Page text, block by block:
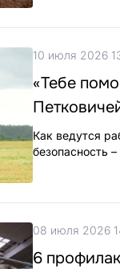
10 июля 2026
«Тебе
Как ведутся
безопасность
08 июля 2026
6